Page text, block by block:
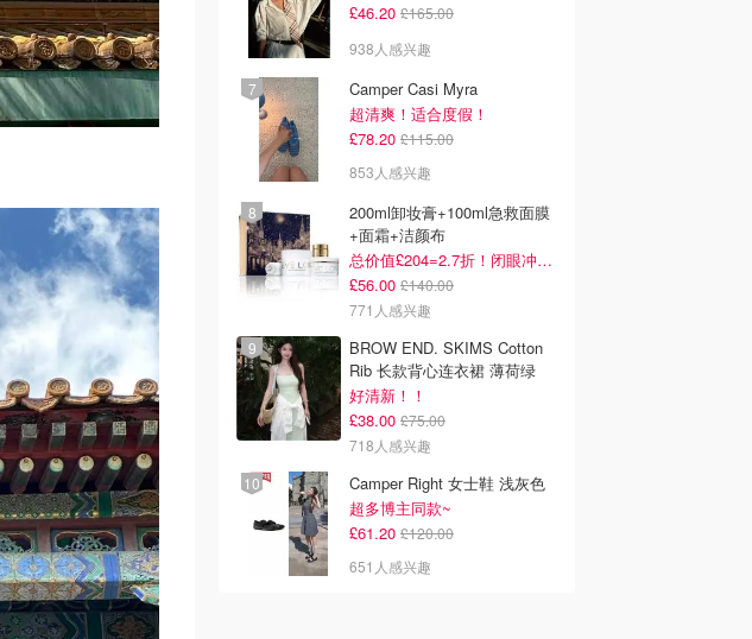
£46.20 £165.00
938人感兴趣
Camper Casi Myra
超清爽！适合度假！
£78.20 £115.00
853人感兴趣
200ml卸妆膏+100ml急救面膜
+面霜+洁颜布
总价值£204=2.7折！闭眼冲这套！
£56.00 £140.00
771人感兴趣
BROW END. SKIMS Cotton
Rib 长款背心连衣裙 薄荷绿
好清新！！
£38.00 £75.00
718人感兴趣
Camper Right 女士鞋 浅灰色
超多博主同款~
£61.20 £120.00
651人感兴趣